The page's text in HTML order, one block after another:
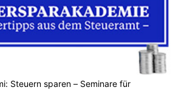
Steuern sparen – Seminare für